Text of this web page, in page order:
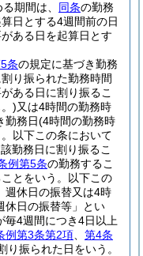
期間は、 同条の勤務
日とする4週間前の日
ある日を起算日とす
条の規定に基づき勤務
り振られた勤務時間
ある日に割り振るこ
)又は4時間の勤務時
勤務日(4時間の勤務時
以下この条において
勤務日に割り振るこ
例第5条の勤務するこ
とをいう。以下この
週休日の振替又は4時
休日の振替等」とい
毎4週間につき4日以上
例第3条第2項
第4条
り振られた日をいう。